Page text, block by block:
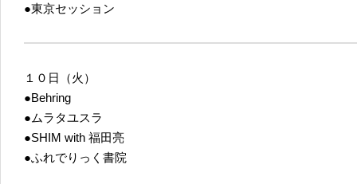
●東京セッション
１０日（火）
●Behring
●ムラタユスラ
●SHIM with 福田亮
●ふれでりっく書院